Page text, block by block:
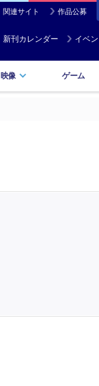
関連サイト 作品公募
新刊カレンダー イベ
映像 ゲーム